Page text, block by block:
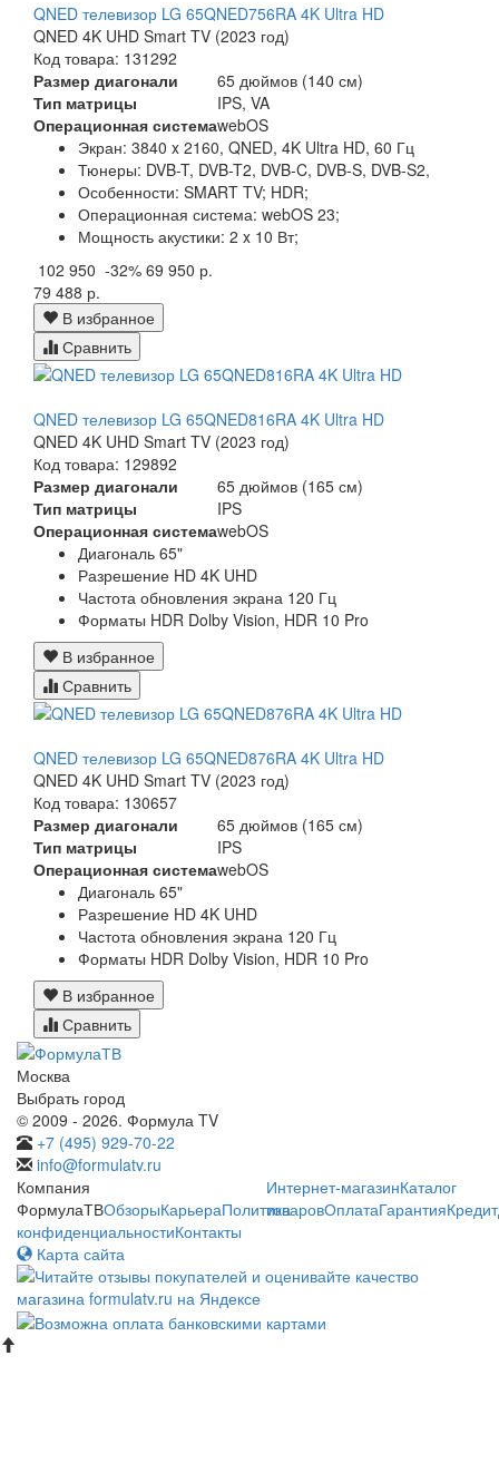
QNED телевизор LG 65QNED756RA 4K Ultra HD
QNED 4K UHD Smart TV (2023 год)
Код товара: 131292
Размер диагонали
65 дюймов (140 см)
Тип матрицы
IPS, VA
Операционная системаwebOS
Экран: 3840 x 2160, QNED, 4K Ultra HD, 60 Гц
Тюнеры: DVB-T, DVB-T2, DVB-C, DVB-S, DVB-S2,
Особенности: SMART TV; HDR;
Операционная система: webOS 23;
Мощность акустики: 2 x 10 Вт;
102 950 -32% 69 950 р.
79 488 р.
В избранное
Сравнить
QNED телевизор LG 65QNED816RA 4K Ultra HD
QNED 4K UHD Smart TV (2023 год)
Код товара: 129892
Размер диагонали
65 дюймов (165 см)
Тип матрицы
IPS
Операционная системаwebOS
Диагональ 65"
Разрешение HD 4K UHD
Частота обновления экрана 120 Гц
Форматы HDR Dolby Vision, HDR 10 Pro
В избранное
Сравнить
QNED телевизор LG 65QNED876RA 4K Ultra HD
QNED 4K UHD Smart TV (2023 год)
Код товара: 130657
Размер диагонали
65 дюймов (165 см)
Тип матрицы
IPS
Операционная системаwebOS
Диагональ 65"
Разрешение HD 4K UHD
Частота обновления экрана 120 Гц
Форматы HDR Dolby Vision, HDR 10 Pro
В избранное
Сравнить
Москва
Выбрать город
© 2009 - 2026. Формула TV
+7 (495) 929-70-22
info@formulatv.ru
Компания
ФормулаТВОбзорыКарьераПолитика
конфиденциальностиКонтакты
Интернет-магазинКаталог
товаровОплатаГарантияКредит
Карта сайта